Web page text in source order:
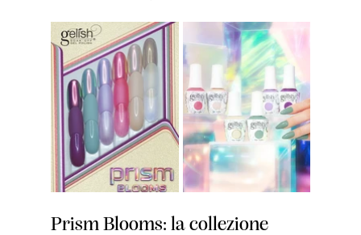
Prism Blooms: la collezione